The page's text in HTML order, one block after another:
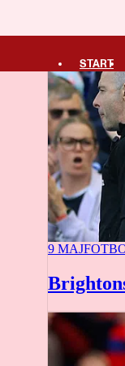
START
9 MAJ